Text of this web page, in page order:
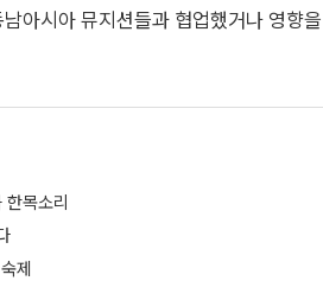
아시아 뮤지션들과 협업했거나 영향
목소리
제